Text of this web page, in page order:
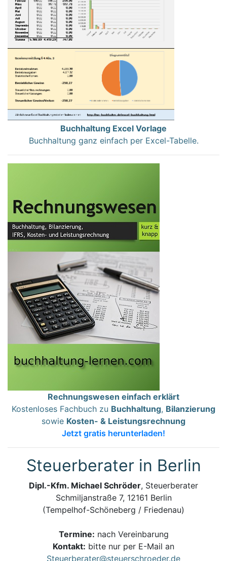
Buchhaltung Excel Vorlage
Buchhaltung ganz einfach per Excel-Tabelle.
Rechnungswesen einfach erklärt
Kostenloses Fachbuch zu Buchhaltung, Bilanzierung
sowie Kosten- & Leistungsrechnung
Jetzt gratis herunterladen!
Steuerberater in Berlin
Dipl.-Kfm. Michael Schröder, Steuerberater
Schmiljanstraße 7, 12161 Berlin
(Tempelhof-Schöneberg / Friedenau)
Termine: nach Vereinbarung
Kontakt: bitte nur per E-Mail an
Steuerberater@steuerschroeder.de